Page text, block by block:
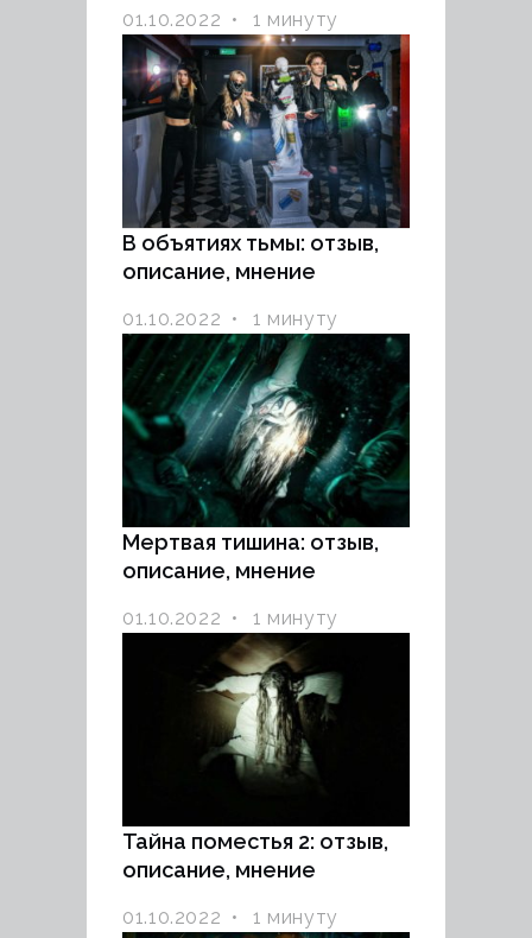
01.10.2022 1 минуту
В объятиях тьмы: отзыв,
описание, мнение
01.10.2022 1 минуту
Мертвая тишина: отзыв,
описание, мнение
01.10.2022 1 минуту
Тайна поместья 2: отзыв,
описание, мнение
01.10.2022 1 минуту